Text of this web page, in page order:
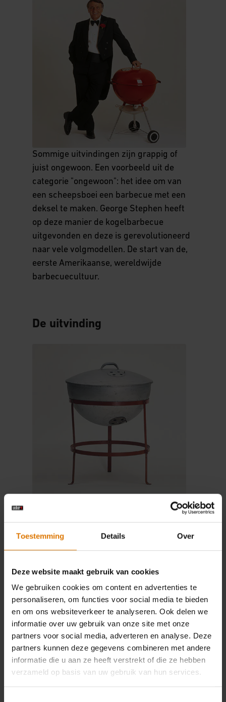
Toestemming Details Over
Deze website maakt gebruik van cookies
We gebruiken cookies om content en advertenties te
personaliseren, om functies voor social media te bieden
en om ons websiteverkeer te analyseren. Ook delen we
informatie over uw gebruik van onze site met onze
partners voor social media, adverteren en analyse. Deze
partners kunnen deze gegevens combineren met andere
informatie die u aan ze heeft verstrekt of die ze hebben
verzameld op basis van uw gebruik van hun services.
Sommige uitvindingen zijn grappig of
juist ongewoon. Een voorbeeld uit de
categorie "ongewoon": het idee om van
een scheepsboei een barbecue met een
deksel te maken. George Stephen heeft
op deze manier de kogelbarbecue
uitgevonden en deze is gerevolutioneerd
naar vele volgmodellen. De start van de,
eerste Amerikaanse, wereldwijde
barbecuecultuur.
De uitvinding
De oplossing schiet hem te binnen op een
scheepsboei. Stephen krijgt het idee
in tweeën, gebruikt het onderste deel als
ketel, plaatst er drie poten onder om hem
stabiel te maken en gebruikt het
bovenste deel als deksel. De toevoeging
van een handgreep op het deksel
betekent een verandering in de
barbecuecultuur.